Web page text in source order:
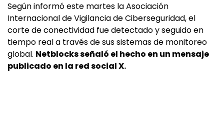
Según informó este martes la Asociación
Internacional de Vigilancia de Ciberseguridad, el
corte de conectividad fue detectado y seguido en
tiempo real a través de sus sistemas de monitoreo
global. Netblocks señaló el hecho en un mensaje
publicado en la red social X.